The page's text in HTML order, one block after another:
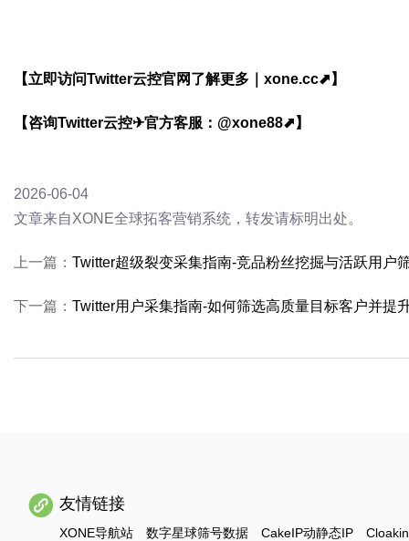
【立即访问Twitter云控官网了解更多｜xone.cc⬈】
【咨询Twitter云控✈官方客服：@xone88⬈】
2026-06-04
文章来自XONE全球拓客营销系统，转发请标明出处。
上一篇： Twitter超级裂变采集指南-竞品粉丝挖掘与活跃用户
下一篇： Twitter用户采集指南-如何筛选高质量目标客户并提
友情链接
XONE导航站 数字星球筛号数据 CakeIP动静态IP